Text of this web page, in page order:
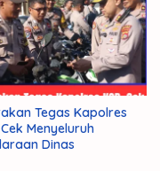
Tegas Kapolres
Cek Menyeluruh
Dinas